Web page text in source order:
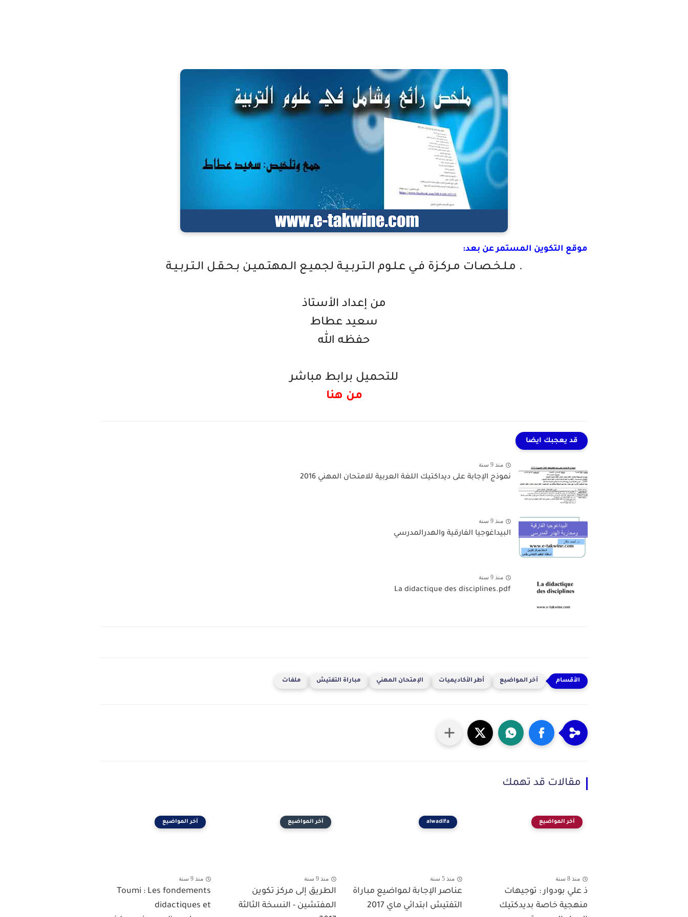
موقع التكوين المستمر عن بعد:
مـلـخـصـات مـركـزة فـي عـلـوم الـتـربـيـة لجميـع الـمهتـميـن بـحـقـل الـتـربـيـة .
من إعداد الأستاذ
سعيد عطاط
حفظه الله
للتحميل برابط مباشر
من هنا
قد يعجبك ايضا
منذ 9 سنة
نموذج الإجابة على ديداكتيك اللغة العربية للامتحان المهني 2016
منذ 9 سنة
البيداغوجيا الفارقية والهدرالمدرسي
منذ 9 سنة
La didactique des disciplines.pdf
آخر المواضيع أطر الأكاديميات الإمتحان المهني مباراة التفتيش ملفات
مقالات قد تهمك
آخر المواضيع
منذ 8 سنة
ذ علي بودوار : توجيهات
منهجية خاصة بديدكتيك
alwadifa
منذ 5 سنة
عناصر الإجابة لمواضيع مباراة
التفتيش ابتدائي ماي 2017
آخر المواضيع
منذ 9 سنة
الطريق إلى مركز تكوين
المفتشين - النسخة الثالثة
آخر المواضيع
منذ 9 سنة
Toumi : Les fondements
didactiques et